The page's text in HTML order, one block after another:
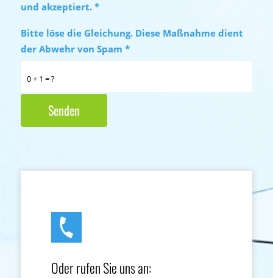
und akzeptiert. *
0 + 1 = ?
Bitte löse die Gleichung. Diese Maßnahme dient
der Abwehr von Spam *
Oder rufen Sie uns an: